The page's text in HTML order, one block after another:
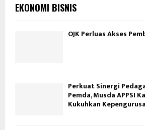
EKONOMI BISNIS
OJK Perluas Akses
Perkuat Sinergi
Pemda, Musda APPSI
Kukuhkan